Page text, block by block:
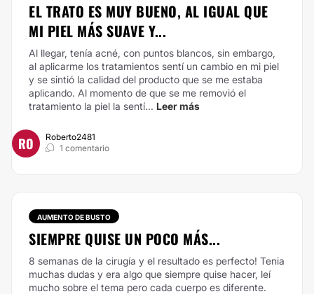
EL TRATO ES MUY BUENO, AL IGUAL QUE
MI PIEL MÁS SUAVE Y...
Al llegar, tenía acné, con puntos blancos, sin embargo,
al aplicarme los tratamientos sentí un cambio en mi piel
y se sintió la calidad del producto que se me estaba
aplicando. Al momento de que se me removió el
tratamiento la piel la sentí... Leer más
RO
Roberto2481
1 comentario
AUMENTO DE BUSTO
SIEMPRE QUISE UN POCO MÁS...
8 semanas de la cirugía y el resultado es perfecto! Tenia
muchas dudas y era algo que siempre quise hacer, leí
mucho sobre el tema pero cada cuerpo es diferente.